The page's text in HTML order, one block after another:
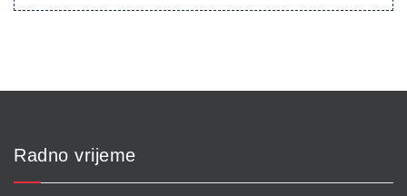
Radno vrijeme